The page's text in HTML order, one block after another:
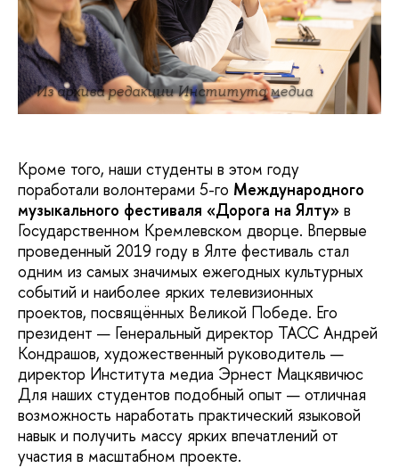
Из архива редакции Института медиа
Кроме того, наши студенты в этом году
поработали волонтерами 5-го Международного
музыкального фестиваля «Дорога на Ялту» в
Государственном Кремлевском дворце. Впервые
проведенный 2019 году в Ялте фестиваль стал
одним из самых значимых ежегодных культурных
событий и наиболее ярких телевизионных
проектов, посвящённых Великой Победе. Его
президент — Генеральный директор ТАСС Андрей
Кондрашов, художественный руководитель —
директор Института медиа Эрнест Мацкявичюс
Для наших студентов подобный опыт — отличная
возможность наработать практический языковой
навык и получить массу ярких впечатлений от
участия в масштабном проекте.